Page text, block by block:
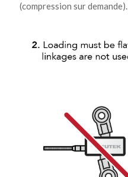
(compression sur demande).